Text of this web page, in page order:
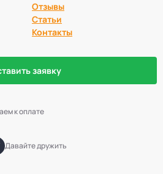
Отзывы
Статьи
Контакты
заявку
к оплате
Давайте дружить